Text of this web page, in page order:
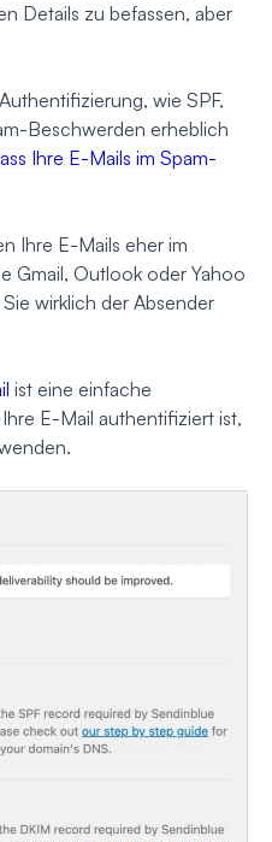
Details zu befassen, aber
wie SPF,
Beschwerden erheblich
Ihre E-Mails im Spam-
Ihre E-Mails eher im
Gmail, Outlook oder Yahoo
wirklich der Absender
ist eine einfache
E-Mail authentifiziert ist,